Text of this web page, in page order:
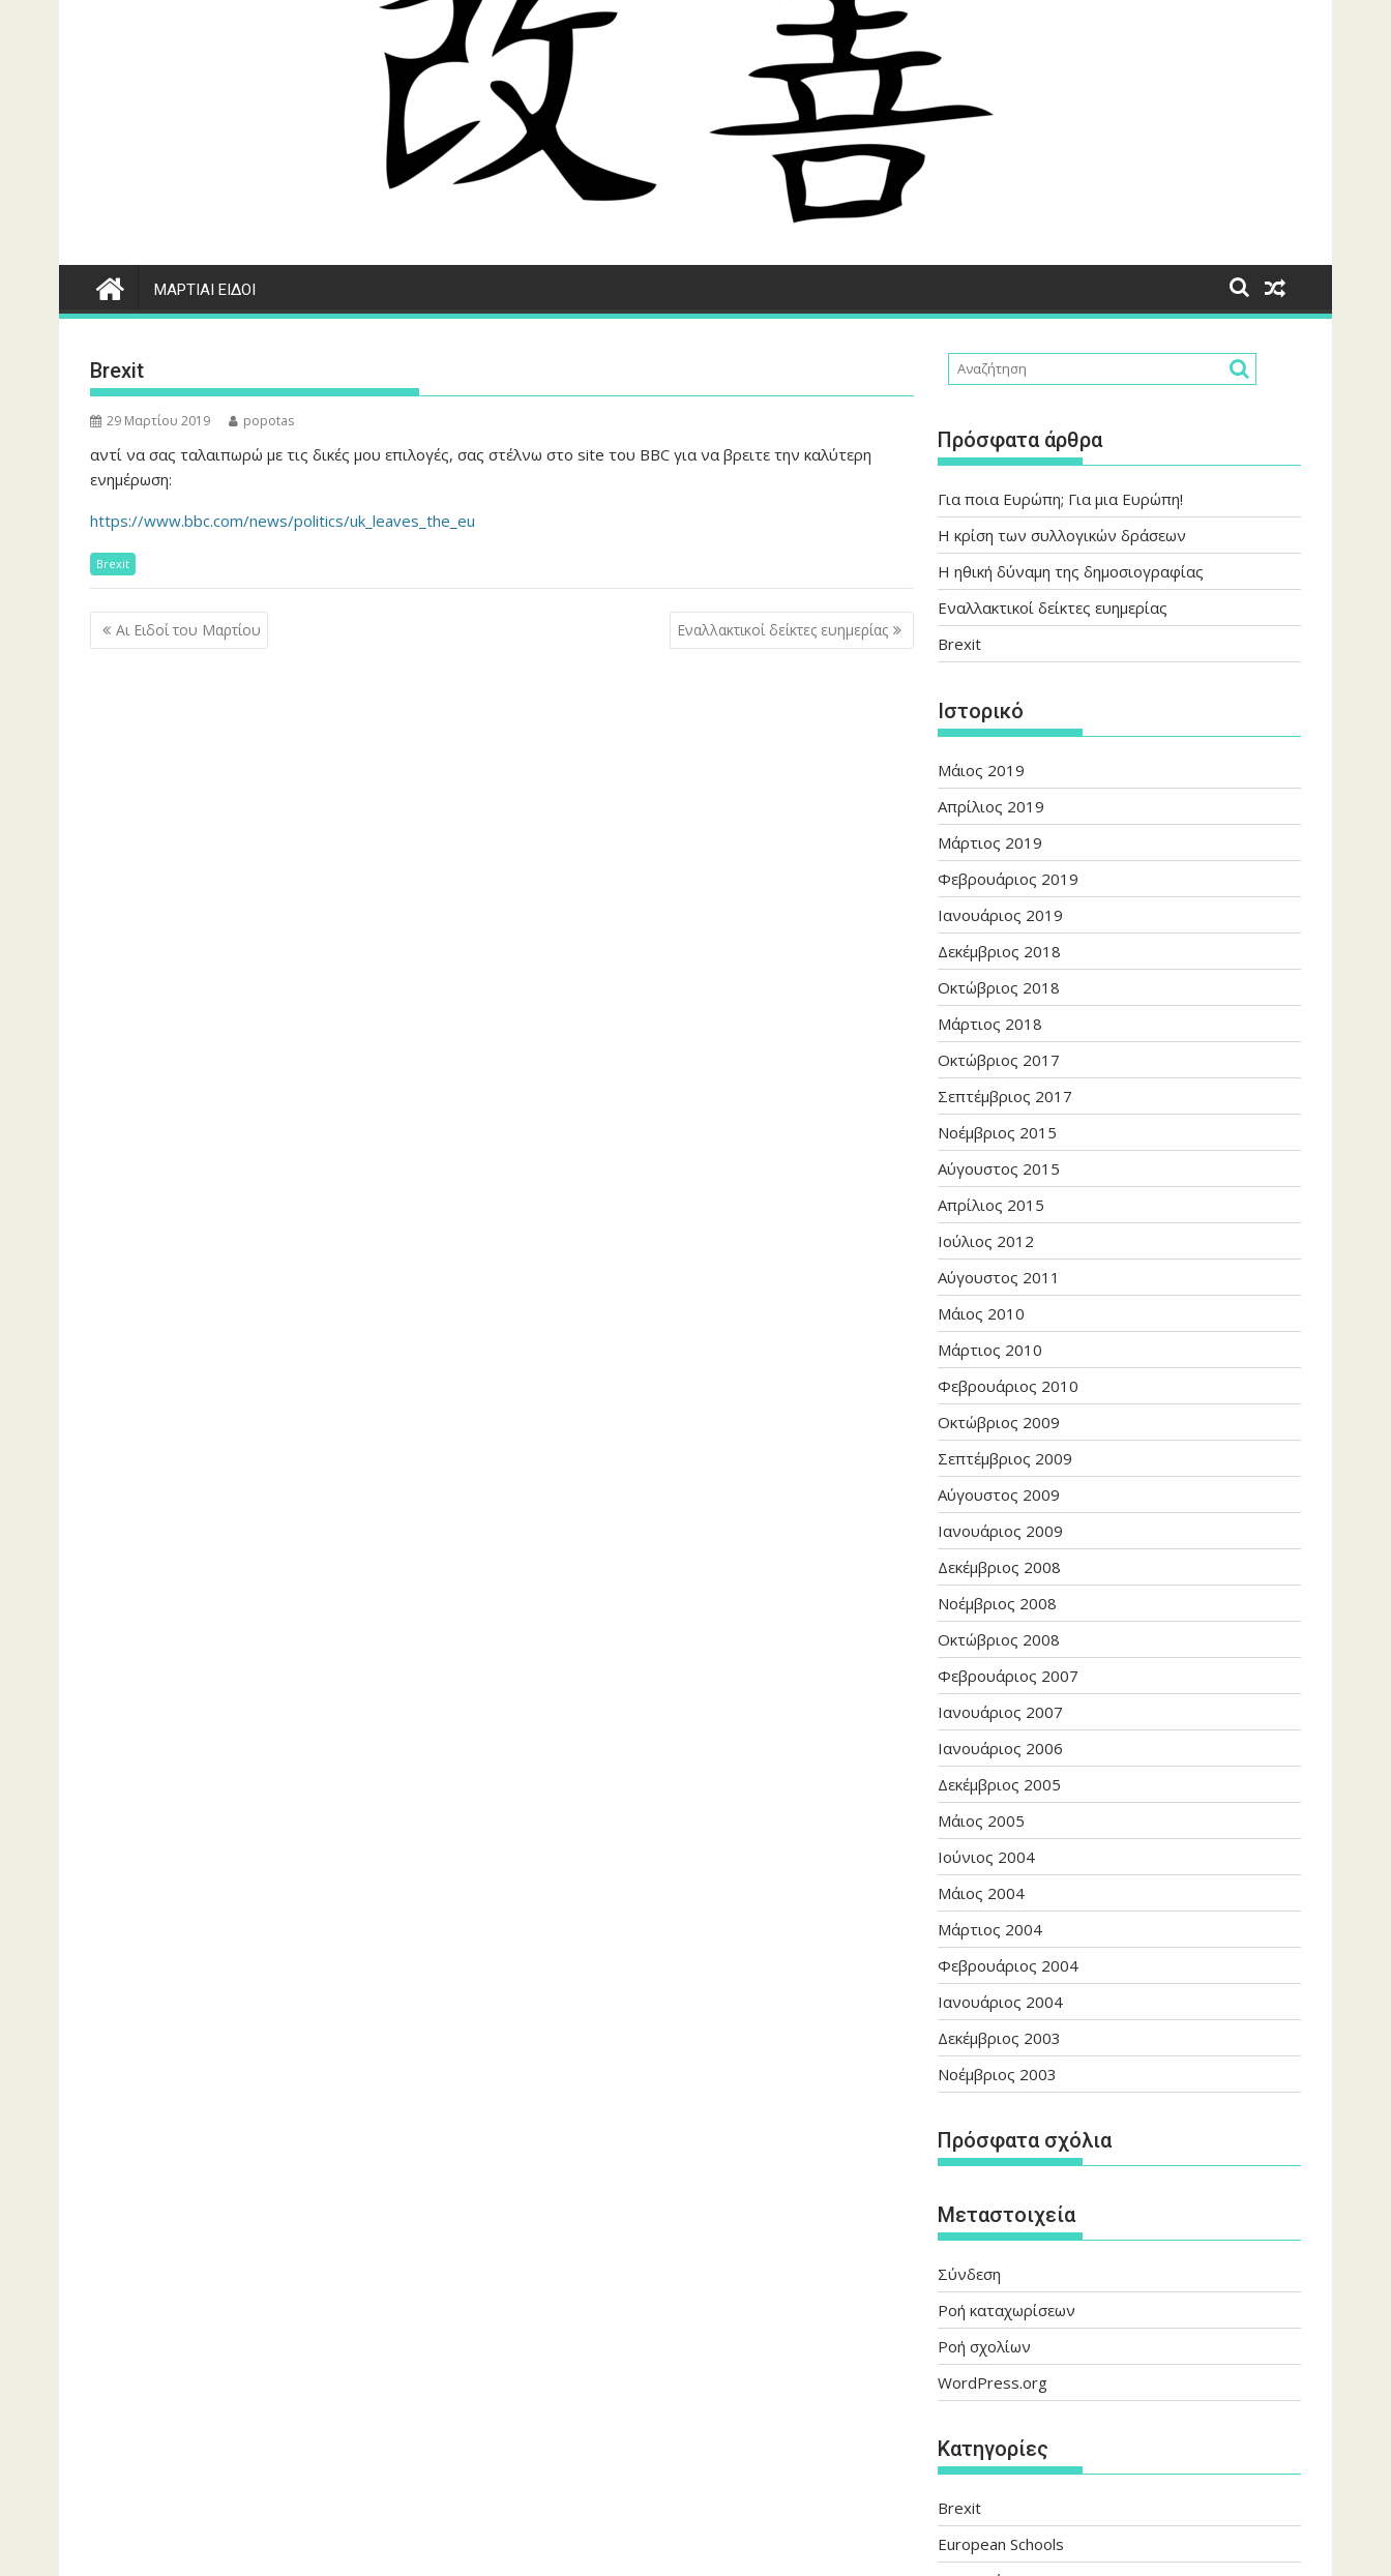
ΜΑΡΤΙΑΙ ΕΙΔΟΙ
Brexit
29 Μαρτίου 2019 popotas
αντί να σας ταλαιπωρώ με τις δικές μου επιλογές, σας στέλνω στο site του BBC για να βρειτε την καλύτερη
ενημέρωση:
https://www.bbc.com/news/politics/uk_leaves_the_eu
Brexit
Πλοήγηση
άρθρων
Αι Ειδοί του Μαρτίου Εναλλακτικοί δείκτες ευημερίας
Πρόσφατα άρθρα
Για ποια Ευρώπη; Για μια Ευρώπη!
Η κρίση των συλλογικών δράσεων
Η ηθική δύναμη της δημοσιογραφίας
Εναλλακτικοί δείκτες ευημερίας
Brexit
Ιστορικό
Μάιος 2019
Απρίλιος 2019
Μάρτιος 2019
Φεβρουάριος 2019
Ιανουάριος 2019
Δεκέμβριος 2018
Οκτώβριος 2018
Μάρτιος 2018
Οκτώβριος 2017
Σεπτέμβριος 2017
Νοέμβριος 2015
Αύγουστος 2015
Απρίλιος 2015
Ιούλιος 2012
Αύγουστος 2011
Μάιος 2010
Μάρτιος 2010
Φεβρουάριος 2010
Οκτώβριος 2009
Σεπτέμβριος 2009
Αύγουστος 2009
Ιανουάριος 2009
Δεκέμβριος 2008
Νοέμβριος 2008
Οκτώβριος 2008
Φεβρουάριος 2007
Ιανουάριος 2007
Ιανουάριος 2006
Δεκέμβριος 2005
Μάιος 2005
Ιούνιος 2004
Μάιος 2004
Μάρτιος 2004
Φεβρουάριος 2004
Ιανουάριος 2004
Δεκέμβριος 2003
Νοέμβριος 2003
Πρόσφατα σχόλια
Μεταστοιχεία
Σύνδεση
Ροή καταχωρίσεων
Ροή σχολίων
WordPress.org
Kατηγορίες
Brexit
European Schools